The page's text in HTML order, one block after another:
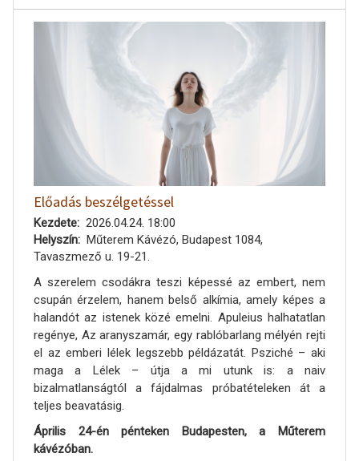
Előadás beszélgetéssel
Kezdete
2026.04.24. 18:00
Helyszín
Műterem Kávézó, Budapest 1084,
Tavaszmező u. 19-21.
A szerelem csodákra teszi képessé az embert, nem
csupán érzelem, hanem belső alkímia, amely képes a
halandót az istenek közé emelni. Apuleius halhatatlan
regénye, Az aranyszamár, egy rablóbarlang mélyén rejti
el az emberi lélek legszebb példázatát. Psziché – aki
maga a Lélek – útja a mi utunk is: a naiv
bizalmatlanságtól a fájdalmas próbatételeken át a
teljes beavatásig.
Április 24-én pénteken Budapesten, a Műterem
kávézóban.